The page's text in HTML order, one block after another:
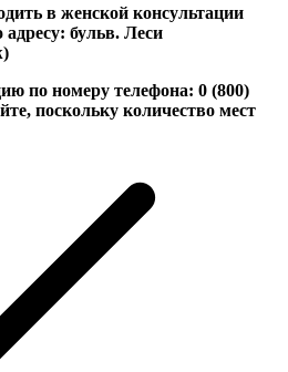
в женской консультации
бульв. Леси
по номеру телефона: 0 (800)
поскольку количество мест